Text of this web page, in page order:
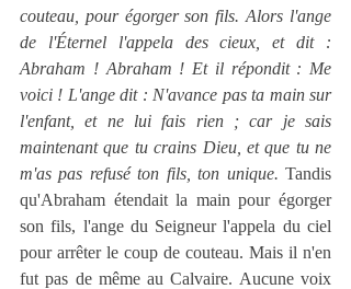
couteau, pour égorger son fils. Alors l'ange
de l'Éternel l'appela des cieux, et dit :
Abraham ! Abraham ! Et il répondit : Me
voici ! L'ange dit : N'avance pas ta main sur
l'enfant, et ne lui fais rien ; car je sais
maintenant que tu crains Dieu, et que tu ne
m'as pas refusé ton fils, ton unique. Tandis
qu'Abraham étendait la main pour égorger
son fils, l'ange du Seigneur l'appela du ciel
pour arrêter le coup de couteau. Mais il n'en
fut pas de même au Calvaire. Aucune voix